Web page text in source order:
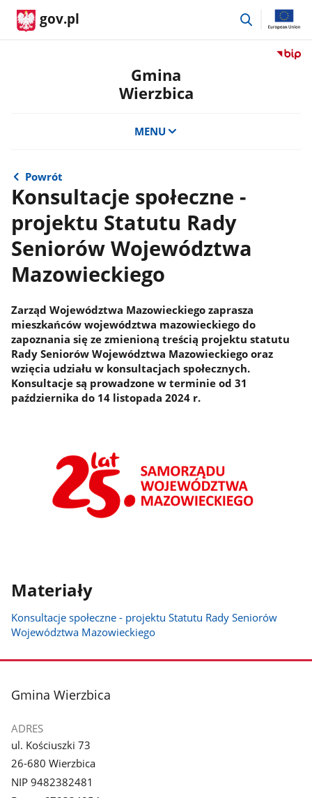
gov.pl
przejdź
Przejdź
Gmina
Wierzbica
MENU
Powrót
Konsultacje społeczne -
projektu Statutu Rady
Seniorów Województwa
Mazowieckiego
Zarząd Województwa Mazowieckiego zaprasza
mieszkańców województwa mazowieckiego do
zapoznania się ze zmienioną treścią projektu statutu
Rady Seniorów Województwa Mazowieckiego oraz
wzięcia udziału w konsultacjach społecznych.
Konsultacje są prowadzone w terminie od 31
października do 14 listopada 2024 r.
Materiały
Konsultacje społeczne - projektu Statutu Rady Seniorów
Województwa Mazowieckiego
stopka
Gmina Wierzbica
ADRES
ul. Kościuszki 73
26-680 Wierzbica
NIP 9482382481